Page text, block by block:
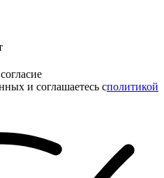
и соглашаетесь cполитикой